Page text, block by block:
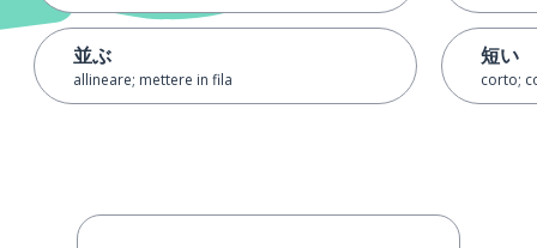
並ぶ
allineare; mettere in fila
短い
corto;